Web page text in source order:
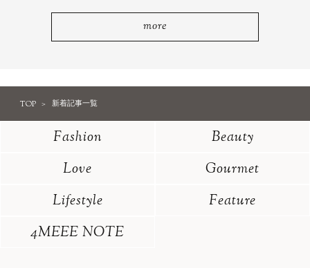
more
TOP 新着記事一覧
Fashion
Beauty
Love
Gourmet
Lifestyle
Feature
4MEEE NOTE